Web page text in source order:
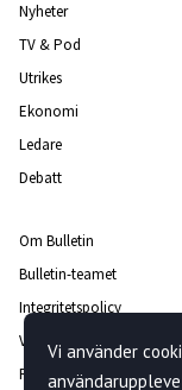
Nyheter
TV & Pod
Utrikes
Ekonomi
Ledare
Debatt
Om Bulletin
Bulletin-teamet
Integritetspolicy
Vanliga frågor och svar
Rättelsepolicy
Vi använder